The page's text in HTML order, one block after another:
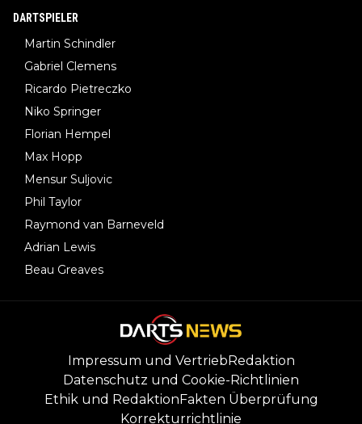
DARTSPIELER
Martin Schindler
Gabriel Clemens
Ricardo Pietreczko
Niko Springer
Florian Hempel
Max Hopp
Mensur Suljovic
Phil Taylor
Raymond van Barneveld
Adrian Lewis
Beau Greaves
Impressum und VertriebRedaktion
Datenschutz und Cookie-Richtlinien
Ethik und RedaktionFakten Überprüfung
Korrekturrichtlinie